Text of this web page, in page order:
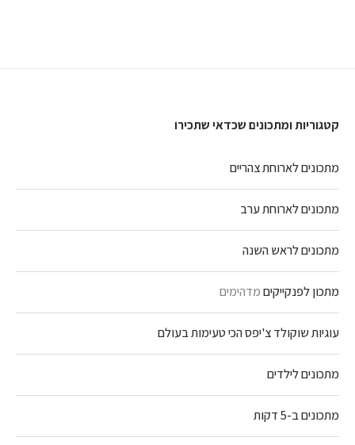
קטגוריות ומתכונים שכדאי שתכירו
מתכונים לארוחת צהריים
מתכונים לארוחת ערב
מתכונים לראש השנה
מתכון לפנקייקיםמדהימים
עוגיות שוקולד צ'יפס הכי טעימות בעולם
מתכונים לילדים
מתכונים ב-5 דקות